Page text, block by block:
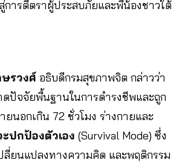
ารตีตราผู้ประสบภัยและพี่น้องชาวใต้
รวงศ์ อธิบดีกรมสุขภาพจิต กล่าวว่า
ดปัจจัยพื้นฐานในการดำรงชีพและถูก
ยนอกเกิน 72 ชั่วโมง ร่างกายและ
ปกป้องตัวเอง (Survival Mode) ซึ่ง
ลี่ยนแปลงทางความคิด และพฤติกรรม